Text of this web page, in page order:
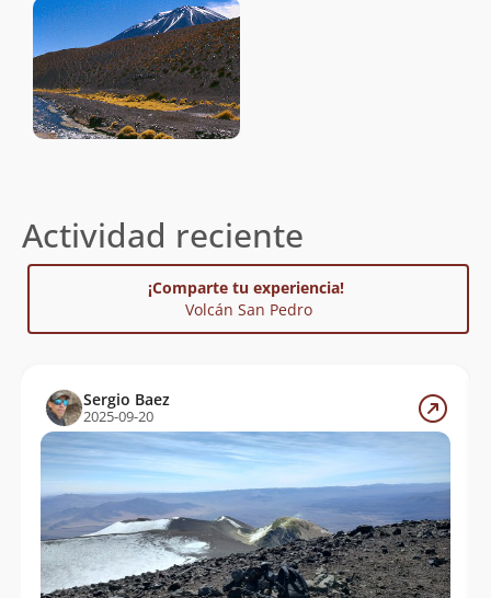
Actividad reciente
¡Comparte tu experiencia!
Volcán San Pedro
Sergio Baez
2025-09-20